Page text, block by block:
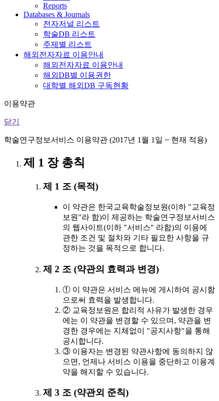
Reports
Databases & Journals
전자저널 리스트
학술DB 리스트
주제별 리스트
해외전자자료 이용안내
해외전자자료 이용안내
해외DB별 이용권한
대학별 해외DB 구독현황
이용약관
닫기
학술연구정보서비스 이용약관 (2017년 1월 1일 ~ 현재 적용)
제 1 장 총칙
제 1 조 (목적)
이 약관은 한국교육학술정보원(이하 "교육정
보원"라 함)이 제공하는 학술연구정보서비스
의 웹사이트(이하 "서비스" 라함)의 이용에
관한 조건 및 절차와 기타 필요한 사항을 규
정하는 것을 목적으로 합니다.
제 2 조 (약관의 효력과 변경)
① 이 약관은 서비스 메뉴에 게시하여 공시함
으로써 효력을 발생합니다.
② 교육정보원은 합리적 사유가 발생한 경우
에는 이 약관을 변경할 수 있으며, 약관을 변
경한 경우에는 지체없이 "공지사항"을 통해
공시합니다.
③ 이용자는 변경된 약관사항에 동의하지 않
으면, 언제나 서비스 이용을 중단하고 이용계
약을 해지할 수 있습니다.
제 3 조 (약관외 준칙)